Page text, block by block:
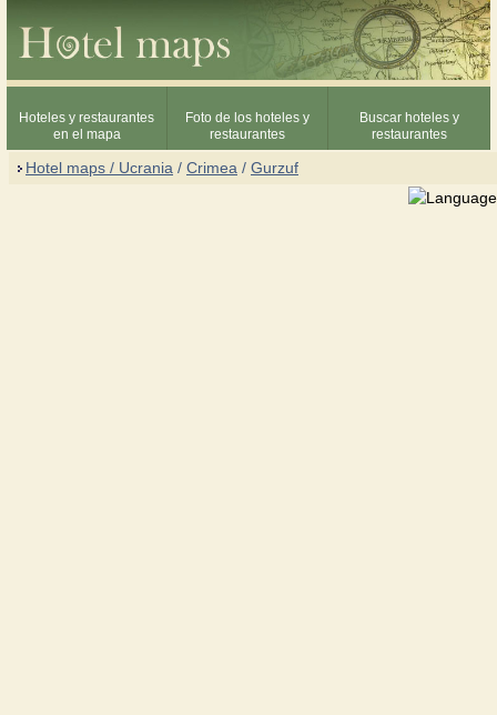
Hoteles y restaurantes
en el mapa
Foto de los hoteles y
restaurantes
Buscar hoteles y
restaurantes
Hotel maps / Ucrania / Crimea / Gurzuf